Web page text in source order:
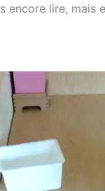
encore lire,